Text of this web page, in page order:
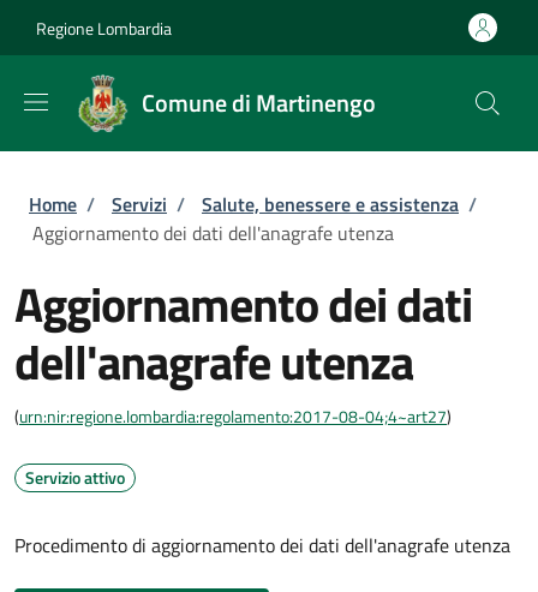
Regione Lombardia
Comune di Martinengo
Briciole di pane
Home / Servizi / Salute, benessere e assistenza /
Aggiornamento dei dati dell'anagrafe utenza
Aggiornamento dei dati
dell'anagrafe utenza
(urn:nir:regione.lombardia:regolamento:2017-08-04;4~art27)
Servizio attivo
Procedimento di aggiornamento dei dati dell'anagrafe utenza